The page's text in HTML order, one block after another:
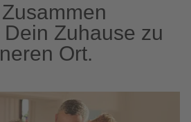
Zuhause zu
Ort.